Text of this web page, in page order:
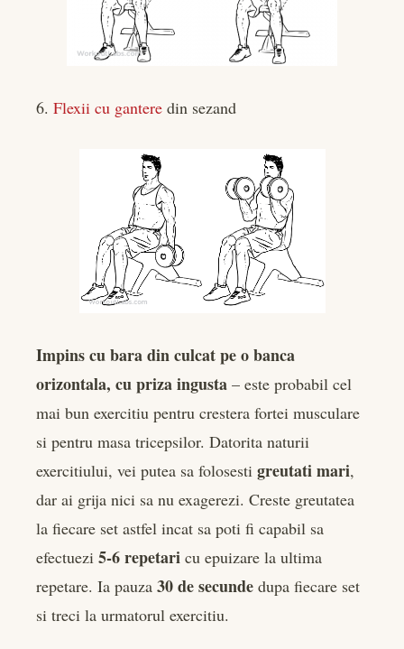
6. Flexii cu gantere din sezand
Impins cu bara din culcat pe o banca
orizontala, cu priza ingusta – este probabil cel
mai bun exercitiu pentru crestera fortei musculare
si pentru masa tricepsilor. Datorita naturii
exercitiului, vei putea sa folosesti greutati mari,
dar ai grija nici sa nu exagerezi. Creste greutatea
la fiecare set astfel incat sa poti fi capabil sa
efectuezi 5-6 repetari cu epuizare la ultima
repetare. Ia pauza 30 de secunde dupa fiecare set
si treci la urmatorul exercitiu.